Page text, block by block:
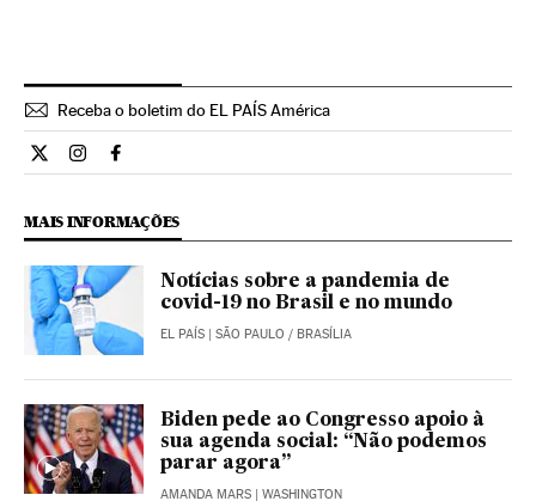
Receba o boletim do EL PAÍS América
Opiniao El País Brasil en Twitter
Opiniao El País Brasil en Instagram
Opiniao El País Brasil en Facebook
MAIS INFORMAÇÕES
Notícias sobre a pandemia de
covid-19 no Brasil e no mundo
EL PAÍS | SÃO PAULO / BRASÍLIA
Biden pede ao Congresso apoio à
sua agenda social: “Não podemos
parar agora”
AMANDA MARS | WASHINGTON